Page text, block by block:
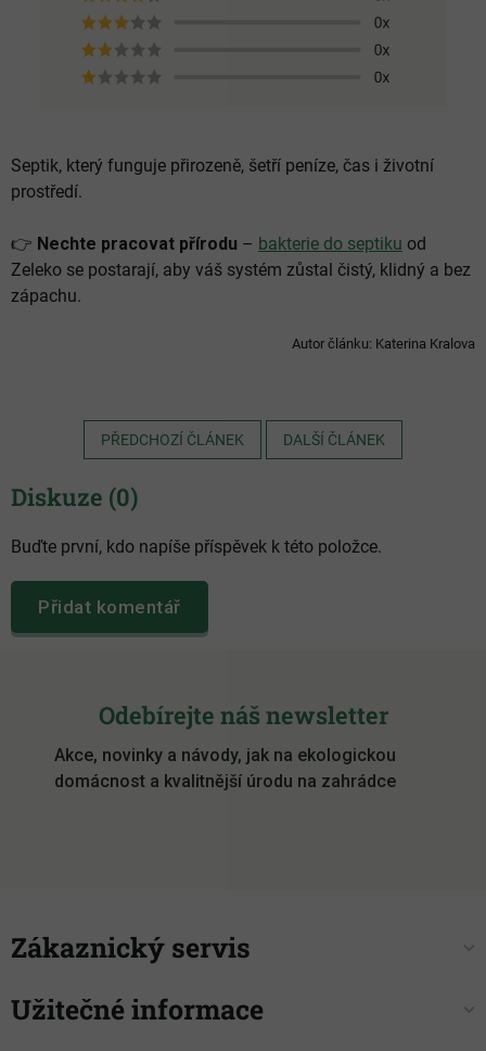
Septik, který funguje přirozeně, šetří peníze, čas i životní
prostředí.
👉 Nechte pracovat přírodu – bakterie do septiku od
Zeleko se postarají, aby váš systém zůstal čistý, klidný a bez
zápachu.
Autor článku: Katerina Kralova
PŘEDCHOZÍ ČLÁNEK DALŠÍ ČLÁNEK
Diskuze (0)
Buďte první, kdo napíše příspěvek k této položce.
Přidat komentář
Odebírejte náš newsletter
Akce, novinky a návody, jak na ekologickou
domácnost a kvalitnější úrodu na zahrádce
Zákaznický servis
Užitečné informace